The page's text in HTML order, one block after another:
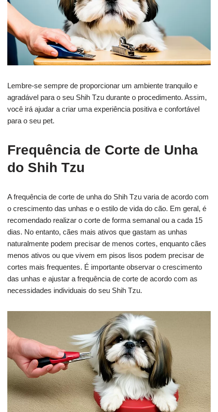
Lembre-se sempre de proporcionar um ambiente tranquilo e
agradável para o seu Shih Tzu durante o procedimento. Assim,
você irá ajudar a criar uma experiência positiva e confortável
para o seu pet.
Frequência de Corte de Unha
do Shih Tzu
A frequência de corte de unha do Shih Tzu varia de acordo com
o crescimento das unhas e o estilo de vida do cão. Em geral, é
recomendado realizar o corte de forma semanal ou a cada 15
dias. No entanto, cães mais ativos que gastam as unhas
naturalmente podem precisar de menos cortes, enquanto cães
menos ativos ou que vivem em pisos lisos podem precisar de
cortes mais frequentes. É importante observar o crescimento
das unhas e ajustar a frequência de corte de acordo com as
necessidades individuais do seu Shih Tzu.